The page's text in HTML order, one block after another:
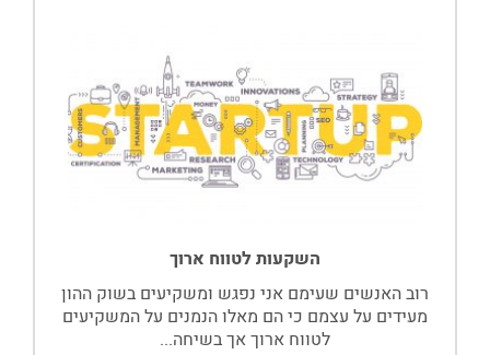
השקעות לטווח ארוך
רוב האנשים שעימם אני נפגש ומשקיעים בשוק ההון
מעידים על עצמם כי הם מאלו הנמנים על המשקיעים
לטווח ארוך אך בשיחה...